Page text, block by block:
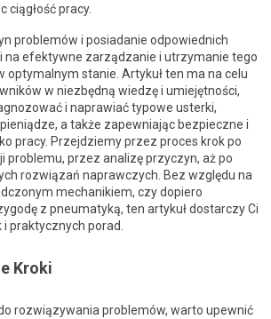
ciągłość pracy.
problemów i posiadanie odpowiednich
na efektywne zarządzanie i utrzymanie tego
optymalnym stanie. Artykuł ten ma na celu
w niezbędną wiedzę i umiejętności,
i naprawiać typowe usterki,
a także zapewniając bezpieczne i
pracy. Przejdziemy przez proces krok po
problemu, przez analizę przyczyn, aż po
rozwiązań naprawczych. Bez względu na
mechanikiem, czy dopiero
z pneumatyką, ten artykuł dostarczy Ci
praktycznych porad.
Kroki
rozwiązywania problemów, warto upewnić